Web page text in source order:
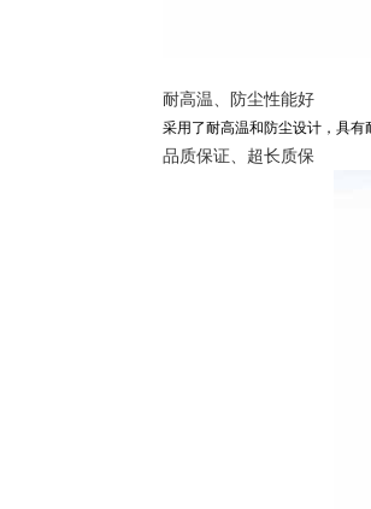
耐高温、防尘性能好
采用了耐高温和防尘设计，具
品质保证、超长质保